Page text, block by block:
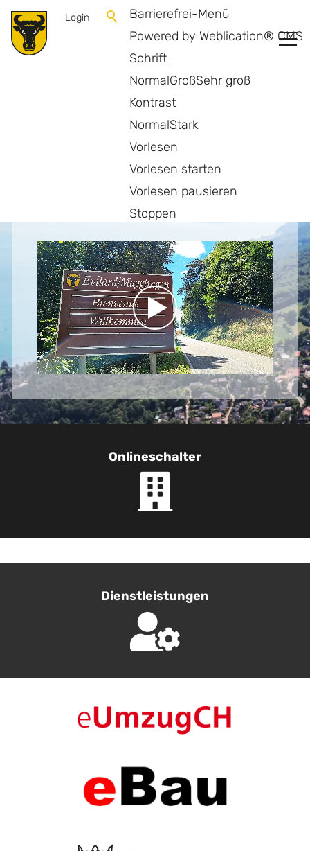
Barrierefrei-Menü
Powered by Weblication® CMS
Schrift
NormalGroßSehr groß
Kontrast
NormalStark
Vorlesen
Vorlesen starten
Vorlesen pausieren
Stoppen
Login
HERZLICH WILLKOMMEN IN
LEUBRINGEN /
MAGGLINGEN
Online­schalter
Dienst­leistungen